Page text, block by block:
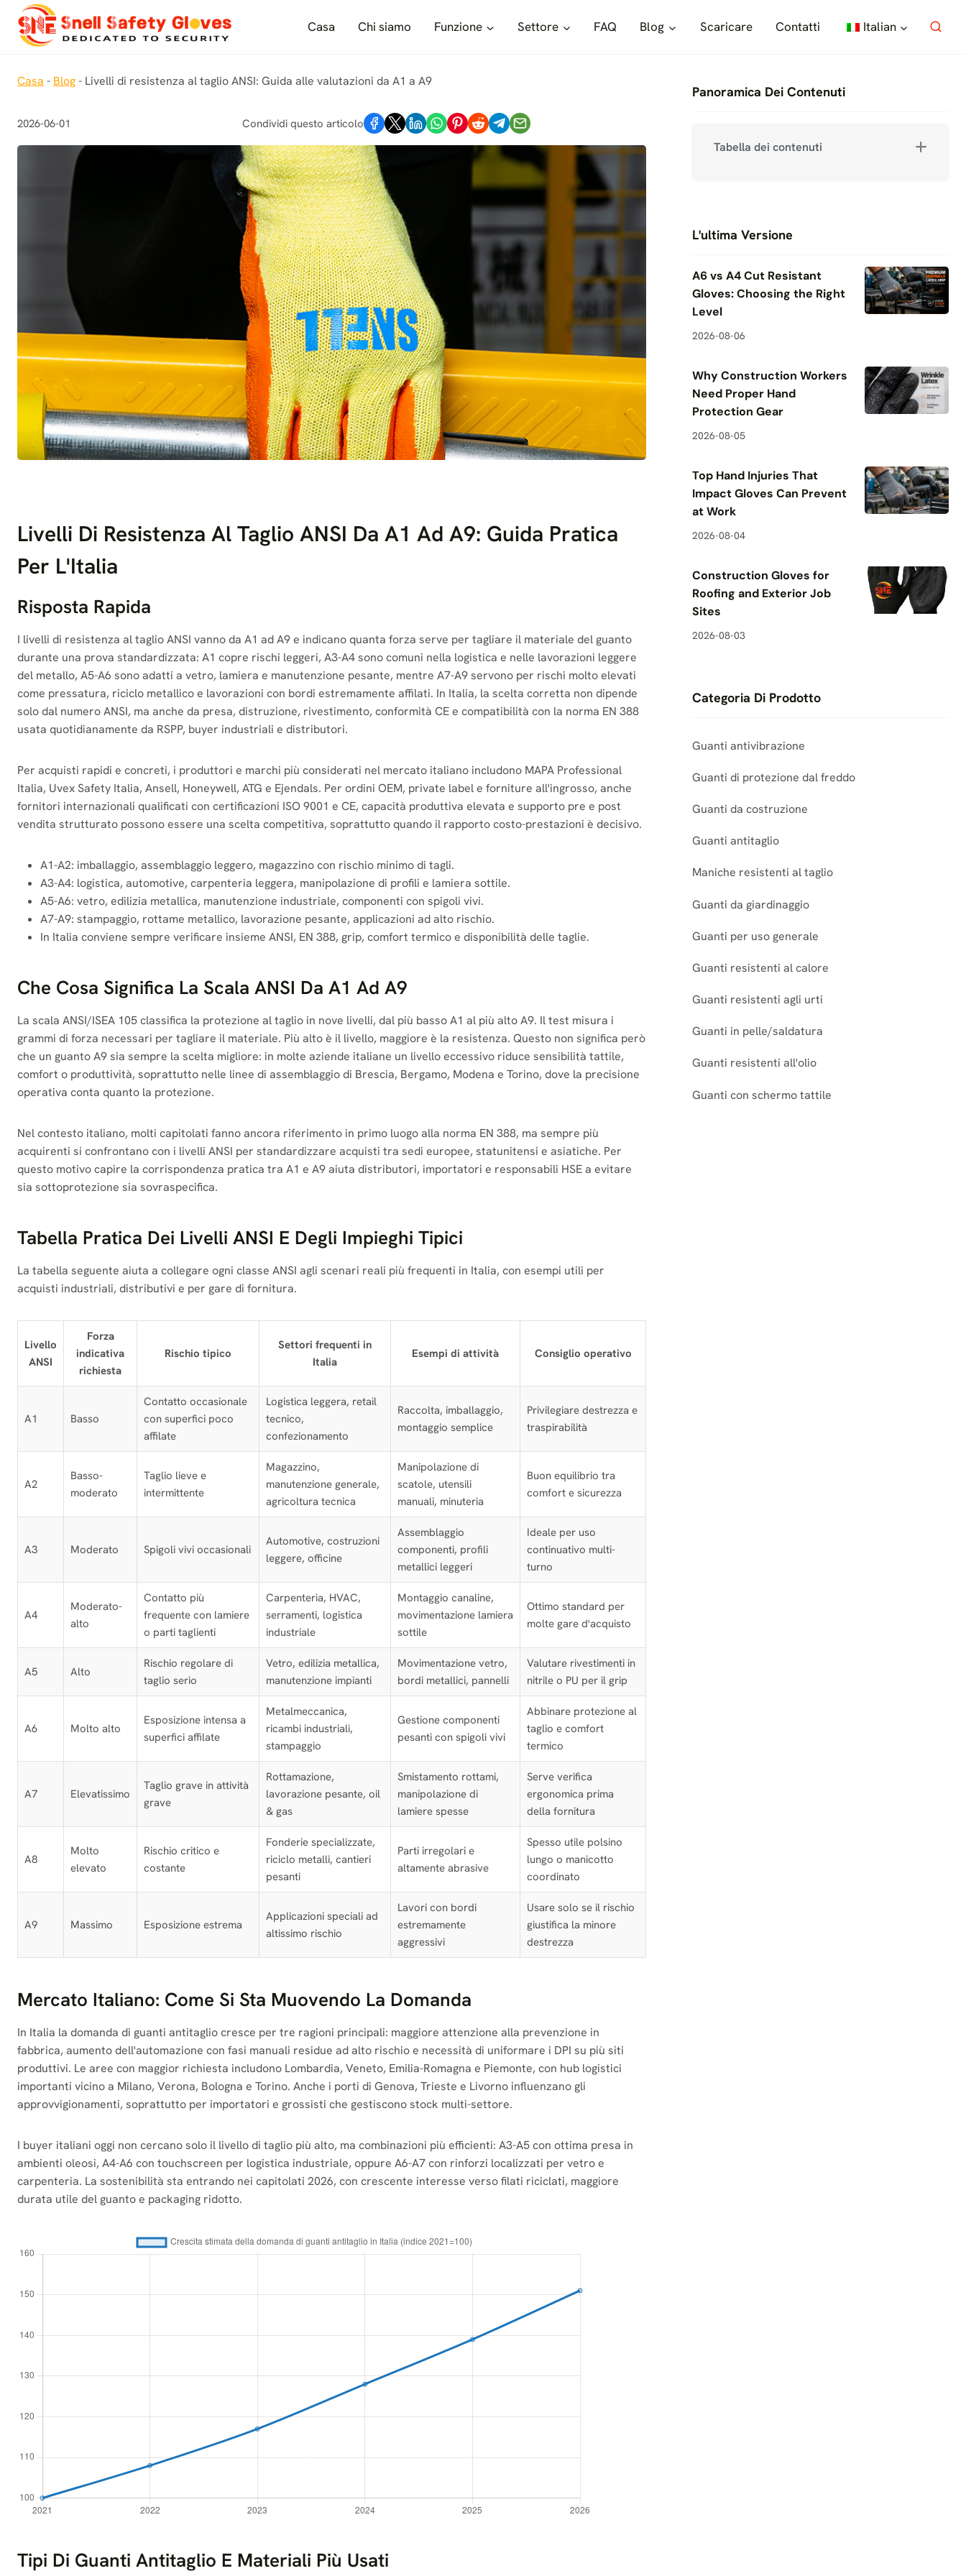
Salta
contenuto
Casa Chi siamo Funzione Settore FAQ Blog Scaricare Contatti Italian
Casa - Blog- Livelli di resistenza al taglio ANSI: Guida alle valutazioni da A1 a A9
2026-06-01 Condividi questo articolo
Livelli Di Resistenza Al Taglio ANSI Da A1 Ad A9: Guida Pratica
Per L'Italia
Risposta Rapida
I livelli di resistenza al taglio ANSI vanno da A1 ad A9 e indicano quanta forza serve per tagliare il materiale del guanto
durante una prova standardizzata: A1 copre rischi leggeri, A3-A4 sono comuni nella logistica e nelle lavorazioni leggere
del metallo, A5-A6 sono adatti a vetro, lamiera e manutenzione pesante, mentre A7-A9 servono per rischi molto elevati
come pressatura, riciclo metallico e lavorazioni con bordi estremamente affilati. In Italia, la scelta corretta non dipende
solo dal numero ANSI, ma anche da presa, distruzione, rivestimento, conformità CE e compatibilità con la norma EN 388
usata quotidianamente da RSPP, buyer industriali e distributori.
Per acquisti rapidi e concreti, i produttori e marchi più considerati nel mercato italiano includono MAPA Professional
Italia, Uvex Safety Italia, Ansell, Honeywell, ATG e Ejendals. Per ordini OEM, private label e forniture all'ingrosso, anche
fornitori internazionali qualificati con certificazioni ISO 9001 e CE, capacità produttiva elevata e supporto pre e post
vendita strutturato possono essere una scelta competitiva, soprattutto quando il rapporto costo-prestazioni è decisivo.
A1-A2: imballaggio, assemblaggio leggero, magazzino con rischio minimo di tagli.
A3-A4: logistica, automotive, carpenteria leggera, manipolazione di profili e lamiera sottile.
A5-A6: vetro, edilizia metallica, manutenzione industriale, componenti con spigoli vivi.
A7-A9: stampaggio, rottame metallico, lavorazione pesante, applicazioni ad alto rischio.
In Italia conviene sempre verificare insieme ANSI, EN 388, grip, comfort termico e disponibilità delle taglie.
Che Cosa Significa La Scala ANSI Da A1 Ad A9
La scala ANSI/ISEA 105 classifica la protezione al taglio in nove livelli, dal più basso A1 al più alto A9. Il test misura i
grammi di forza necessari per tagliare il materiale. Più alto è il livello, maggiore è la resistenza. Questo non significa però
che un guanto A9 sia sempre la scelta migliore: in molte aziende italiane un livello eccessivo riduce sensibilità tattile,
comfort o produttività, soprattutto nelle linee di assemblaggio di Brescia, Bergamo, Modena e Torino, dove la precisione
operativa conta quanto la protezione.
Nel contesto italiano, molti capitolati fanno ancora riferimento in primo luogo alla norma EN 388, ma sempre più
acquirenti si confrontano con i livelli ANSI per standardizzare acquisti tra sedi europee, statunitensi e asiatiche. Per
questo motivo capire la corrispondenza pratica tra A1 e A9 aiuta distributori, importatori e responsabili HSE a evitare
sia sottoprotezione sia sovraspecifica.
Tabella Pratica Dei Livelli ANSI E Degli Impieghi Tipici
La tabella seguente aiuta a collegare ogni classe ANSI agli scenari reali più frequenti in Italia, con esempi utili per
acquisti industriali, distributivi e per gare di fornitura.
Livello
ANSI
Forza
indicativa
richiesta
Rischio tipico
Settori frequenti in
Italia
Esempi di attività Consiglio operativo
A1 Basso
Contatto occasionale
con superfici poco
affilate
Logistica leggera, retail
tecnico,
confezionamento
Raccolta, imballaggio,
montaggio semplice
Privilegiare destrezza e
traspirabilità
A2
Basso-
moderato
Taglio lieve e
intermittente
Magazzino,
manutenzione generale,
agricoltura tecnica
Manipolazione di
scatole, utensili
manuali, minuteria
Buon equilibrio tra
comfort e sicurezza
A3 Moderato Spigoli vivi occasionali
Automotive, costruzioni
leggere, officine
Assemblaggio
componenti, profili
metallici leggeri
Ideale per uso
continuativo multi-
turno
A4
Moderato-
alto
Contatto più
frequente con lamiere
o parti taglienti
Carpenteria, HVAC,
serramenti, logistica
industriale
Montaggio canaline,
movimentazione lamiera
sottile
Ottimo standard per
molte gare d'acquisto
A5 Alto
Rischio regolare di
taglio serio
Vetro, edilizia metallica,
manutenzione impianti
Movimentazione vetro,
bordi metallici, pannelli
Valutare rivestimenti in
nitrile o PU per il grip
A6 Molto alto
Esposizione intensa a
superfici affilate
Metalmeccanica,
ricambi industriali,
stampaggio
Gestione componenti
pesanti con spigoli vivi
Abbinare protezione al
taglio e comfort
termico
A7 Elevatissimo
Taglio grave in attività
grave
Rottamazione,
lavorazione pesante, oil
& gas
Smistamento rottami,
manipolazione di
lamiere spesse
Serve verifica
ergonomica prima
della fornitura
A8
Molto
elevato
Rischio critico e
costante
Fonderie specializzate,
riciclo metalli, cantieri
pesanti
Parti irregolari e
altamente abrasive
Spesso utile polsino
lungo o manicotto
coordinato
A9 Massimo Esposizione estrema
Applicazioni speciali ad
altissimo rischio
Lavori con bordi
estremamente
aggressivi
Usare solo se il rischio
giustifica la minore
destrezza
Mercato Italiano: Come Si Sta Muovendo La Domanda
In Italia la domanda di guanti antitaglio cresce per tre ragioni principali: maggiore attenzione alla prevenzione in
fabbrica, aumento dell'automazione con fasi manuali residue ad alto rischio e necessità di uniformare i DPI su più siti
produttivi. Le aree con maggior richiesta includono Lombardia, Veneto, Emilia-Romagna e Piemonte, con hub logistici
importanti vicino a Milano, Verona, Bologna e Torino. Anche i porti di Genova, Trieste e Livorno influenzano gli
approvvigionamenti, soprattutto per importatori e grossisti che gestiscono stock multi-settore.
I buyer italiani oggi non cercano solo il livello di taglio più alto, ma combinazioni più efficienti: A3-A5 con ottima presa in
ambienti oleosi, A4-A6 con touchscreen per logistica industriale, oppure A6-A7 con rinforzi localizzati per vetro e
carpenteria. La sostenibilità sta entrando nei capitolati 2026, con crescente interesse verso filati riciclati, maggiore
durata utile del guanto e packaging ridotto.
Tipi Di Guanti Antitaglio E Materiali Più Usati
Panoramica Dei Contenuti
Tabella dei contenuti
L'ultima Versione
A6 vs A4 Cut Resistant
Gloves: Choosing the Right
Level
2026-08-06
Why Construction Workers
Need Proper Hand
Protection Gear
2026-08-05
Top Hand Injuries That
Impact Gloves Can Prevent
at Work
2026-08-04
Construction Gloves for
Roofing and Exterior Job
Sites
2026-08-03
Categoria Di Prodotto
Guanti antivibrazione
Guanti di protezione dal freddo
Guanti da costruzione
Guanti antitaglio
Maniche resistenti al taglio
Guanti da giardinaggio
Guanti per uso generale
Guanti resistenti al calore
Guanti resistenti agli urti
Guanti in pelle/saldatura
Guanti resistenti all'olio
Guanti con schermo tattile